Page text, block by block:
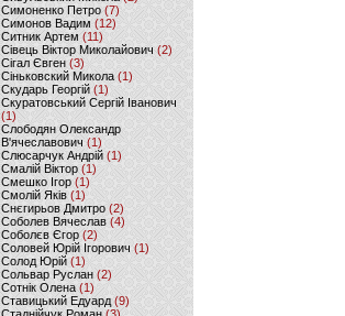
Симоненко Петро(7)
Симонов Вадим (12)
Ситник Артем(11)
Сівець Віктор Миколайович(2)
Сігал Євген (3)
Сіньковский Микола(1)
Скударь Георгій (1)
Скуратовський Сергій Іванович
(1)
Слободян Олександр
В'ячеславович(1)
Слюсарчук Андрій(1)
Смалій Віктор (1)
Смешко Ігор (1)
Смолій Яків (1)
Снєгирьов Дмитро (2)
Соболев Вячеслав (4)
Соболєв Єгор(2)
Соловей Юрій Ігорович (1)
Солод Юрій (1)
Сольвар Руслан (2)
Сотнік Олена(1)
Ставицький Едуард (9)